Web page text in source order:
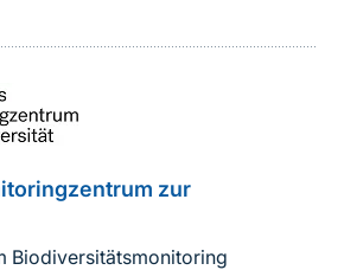
zur
Biodiversitätsmonitoring